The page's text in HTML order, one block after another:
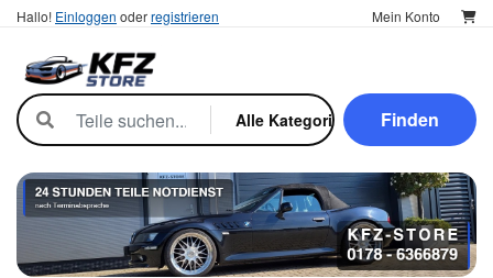
Hallo! Einloggen oderregistrieren Mein Konto
Finden